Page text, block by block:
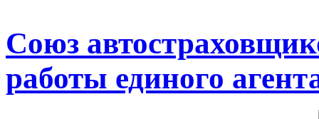
Союз
работы единого